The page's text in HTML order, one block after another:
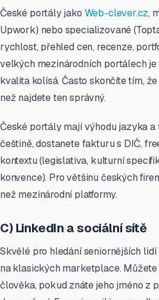
České portály jako Web-clever.cz,
Upwork) nebo specializované
rychlost, přehled cen, recenze,
velkých mezinárodních portálech
kvalita kolísá. Často skončíte tím,
než najdete ten správný.
České portály mají výhodu jazyka
češtině, dostanete fakturu s DIČ,
kontextu (legislativa, kulturní
konvence). Pro většinu českých
než mezinárodní platformy.
C) LinkedIn a sociální sítě
Skvělé pro hledání seniornějších
na klasických marketplace.
člověka, pokud znáte jeho jméno z